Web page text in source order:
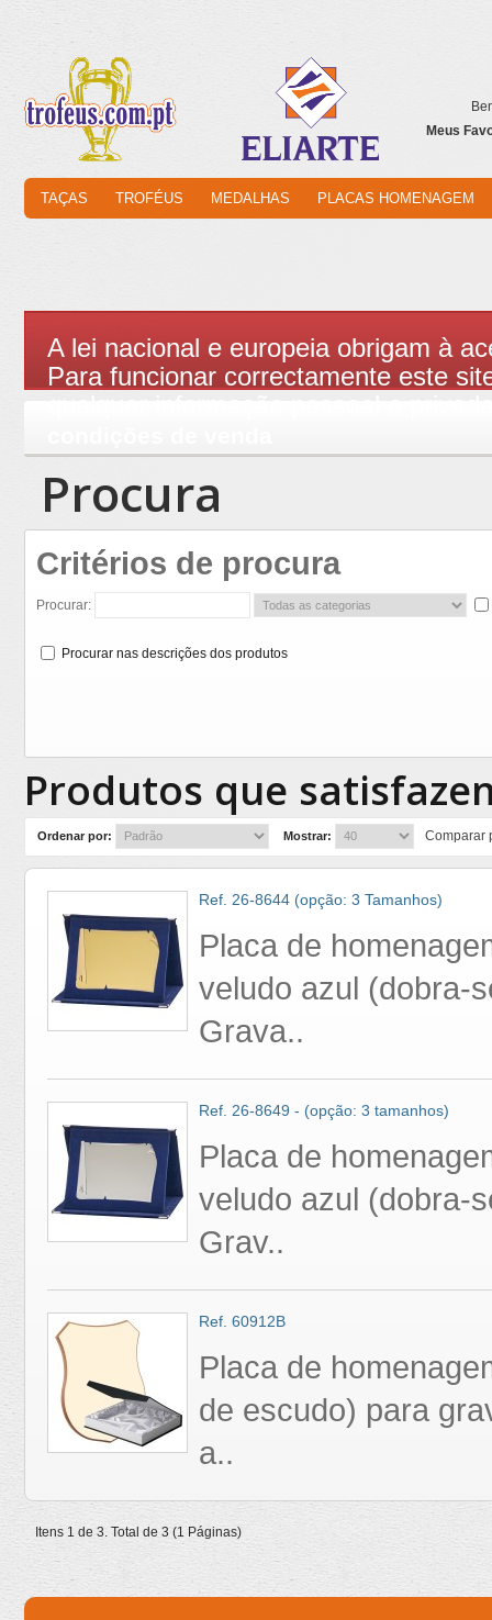
Meus
TAÇAS TROFÉUS MEDALHAS PLACAS HOMENAGEM
A lei nacional e europeia obrigam à
Para funcionar correctamente este
Procura
Critérios de procura
Procurar:
Procurar nas descrições dos produtos
Produtos que
Ordenar por: Mostrar: Comparar
Ref. 26-8644 (opção: 3 Tamanhos)
Placa de
veludo azul (dobra-
Grava..
Ref. 26-8649 - (opção: 3 tamanhos)
Placa de
veludo azul (dobra-
Grav..
Ref. 60912B
Placa de
de escudo) para
a..
Itens 1 de 3. Total de 3 (1 Páginas)